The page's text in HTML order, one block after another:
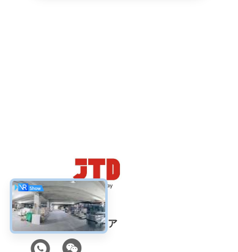
ソーシャルメディア